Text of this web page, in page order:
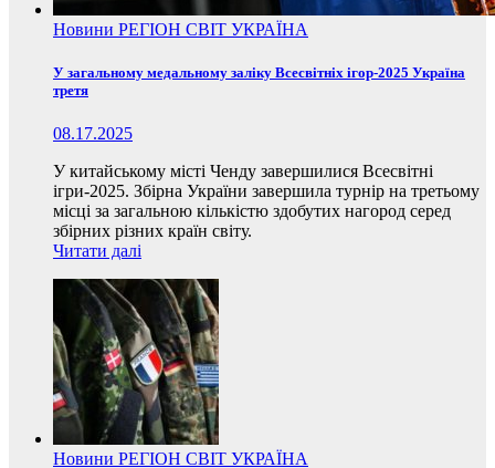
Новини РЕГІОН СВІТ УКРАЇНА
У загальному медальному заліку Всесвітніх ігор-2025 Україна
третя
08.17.2025
У китайському місті Ченду завершилися Всесвітні
ігри-2025. Збірна України завершила турнір на третьому
місці за загальною кількістю здобутих нагород серед
збірних різних країн світу.
Читати далі
Новини РЕГІОН СВІТ УКРАЇНА